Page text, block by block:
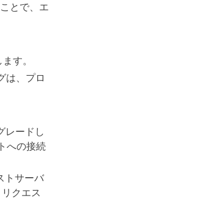
とで、エ
す。
は、プロ
レードし
への接続
トサーバ
クエス